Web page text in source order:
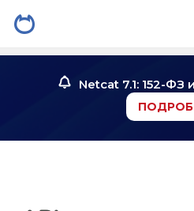
Netcat 7.1: 152-ФЗ